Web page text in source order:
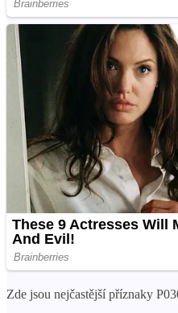
Zde jsou nejčastější příznaky